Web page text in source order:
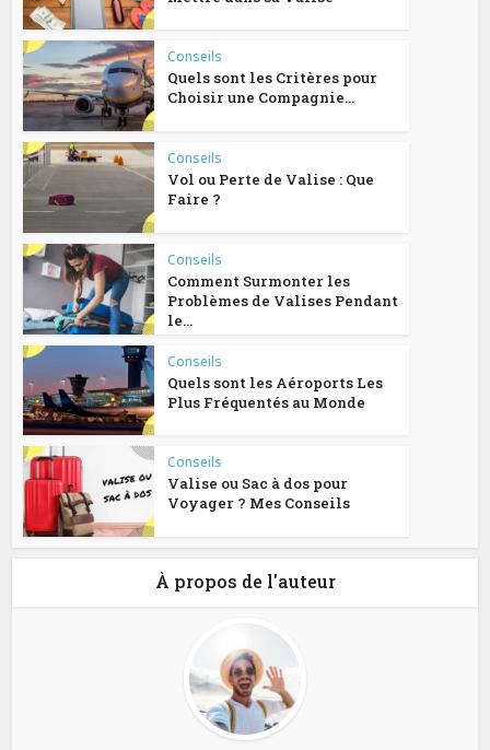
Conseils
Quels sont les Critères pour
Choisir une Compagnie...
Conseils
Vol ou Perte de Valise : Que
Faire ?
Conseils
Comment Surmonter les
Problèmes de Valises Pendant
le...
Conseils
Quels sont les Aéroports Les
Plus Fréquentés au Monde
Conseils
Valise ou Sac à dos pour
Voyager ? Mes Conseils
À propos de l'auteur